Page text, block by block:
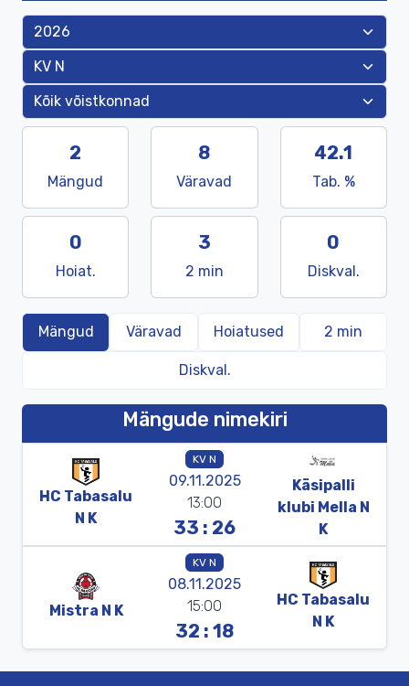
2
Mängud
8
Väravad
42.1
Tab. %
0
Hoiat.
3
2 min
0
Diskval.
Mängud Väravad Hoiatused 2 min
Diskval.
Mängude nimekiri
HC Tabasalu
N K
KV N
09.11.2025
13:00
33 : 26
Käsipalli
klubi Mella N
K
Mistra N K
KV N
08.11.2025
15:00
32 : 18
HC Tabasalu
N K